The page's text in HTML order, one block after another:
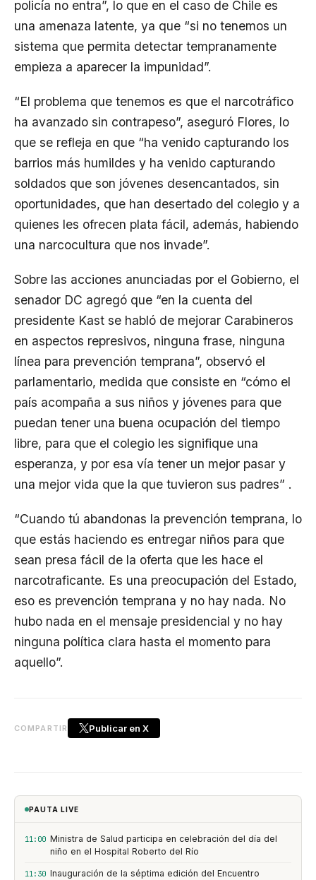
policía no entra”, lo que en el caso de Chile es
una amenaza latente, ya que “si no tenemos un
sistema que permita detectar tempranamente
empieza a aparecer la impunidad”.
“El problema que tenemos es que el narcotráfico
ha avanzado sin contrapeso”, aseguró Flores, lo
que se refleja en que “ha venido capturando los
barrios más humildes y ha venido capturando
soldados que son jóvenes desencantados, sin
oportunidades, que han desertado del colegio y a
quienes les ofrecen plata fácil, además, habiendo
una narcocultura que nos invade”.
Sobre las acciones anunciadas por el Gobierno, el
senador DC agregó que “en la cuenta del
presidente Kast se habló de mejorar Carabineros
en aspectos represivos, ninguna frase, ninguna
línea para prevención temprana”, observó el
parlamentario, medida que consiste en “cómo el
país acompaña a sus niños y jóvenes para que
puedan tener una buena ocupación del tiempo
libre, para que el colegio les signifique una
esperanza, y por esa vía tener un mejor pasar y
una mejor vida que la que tuvieron sus padres” .
“Cuando tú abandonas la prevención temprana, lo
que estás haciendo es entregar niños para que
sean presa fácil de la oferta que les hace el
narcotraficante. Es una preocupación del Estado,
eso es prevención temprana y no hay nada. No
hubo nada en el mensaje presidencial y no hay
ninguna política clara hasta el momento para
aquello”.
COMPARTIR Publicar en X
PAUTA LIVE
11:00 Ministra de Salud participa en celebración del día del
niño en el Hospital Roberto del Río
11:30 Inauguración de la séptima edición del Encuentro